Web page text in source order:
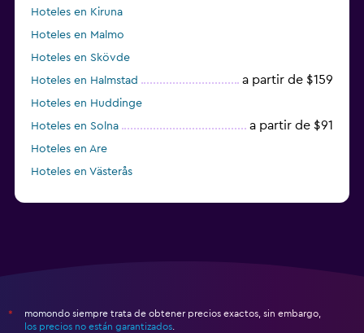
Hoteles en Kiruna
Hoteles en Malmo
Hoteles en Skövde
Hoteles en Halmstad
a partir de $159
Hoteles en Huddinge
Hoteles en Solna
a partir de $91
Hoteles en Are
Hoteles en Västerås
*
momondo siempre trata de obtener precios exactos, sin embargo,
los precios no están garantizados